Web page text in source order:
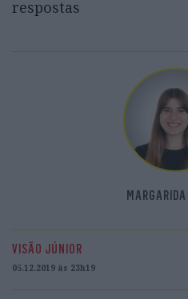
respostas
VISÃO JÚNIOR
05.12.2019 às 23h19